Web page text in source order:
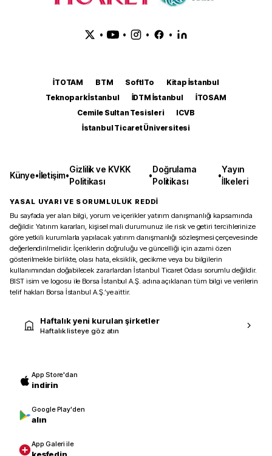
• • • •
İTOTAM BTM SoftITo
Kitap İstanbul
Teknopark İstanbul
İDTM İstanbul
İTOSAM
Cemile Sultan Tesisleri
ICVB
İstanbul Ticaret Üniversitesi
Künye•İletişim•
Gizlilik ve KVKK
Politikası
•
Doğrulama
Politikası
•
Yayın
İlkeleri
YASAL UYARI VE SORUMLULUK REDDİ
Bu sayfada yer alan bilgi, yorum ve içerikler yatırım danışmanlığı kapsamında
değildir. Yatırım kararları, kişisel mali durumunuz ile risk ve getiri tercihlerinize
göre yetkili kurumlarla yapılacak yatırım danışmanlığı sözleşmesi çerçevesinde
değerlendirilmelidir. İçeriklerin doğruluğu ve güncelliği için azami özen
gösterilmekle birlikte, olası hata, eksiklik, gecikme veya bu bilgilerin
kullanımından doğabilecek zararlardan İstanbul Ticaret Odası sorumlu değildir.
BIST isim ve logosu ile Borsa İstanbul A.Ş. adına açıklanan tüm bilgi ve verilerin
telif hakları Borsa İstanbul A.Ş.’ye aittir.
Haftalık yeni kurulan şirketler
Haftalık listeye göz atın
App Store'dan
indirin
Google Play'den
alın
App Galeri ile